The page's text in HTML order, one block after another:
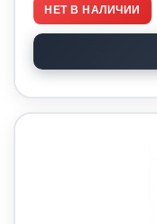
НЕТ В НАЛИЧИИ